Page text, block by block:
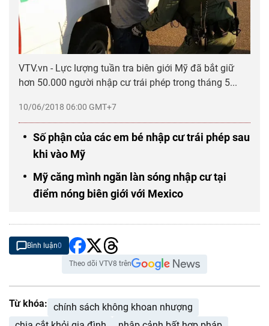
10/06/2018 06:00 GMT+7
VTV.vn - Lực lượng tuần tra biên giới Mỹ đã bắt giữ
hơn 50.000 người nhập cư trái phép trong tháng 5...
Số phận của các em bé nhập cư trái phép sau
khi vào Mỹ
Mỹ căng mình ngăn làn sóng nhập cư tại
điểm nóng biên giới với Mexico
Bình luận0
Theo dõi VTV8 trên
Từ khóa: chính sách không khoan nhượng